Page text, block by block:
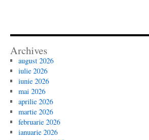
Archives
august 2026
iulie 2026
iunie 2026
mai 2026
aprilie 2026
martie 2026
februarie 2026
ianuarie 2026